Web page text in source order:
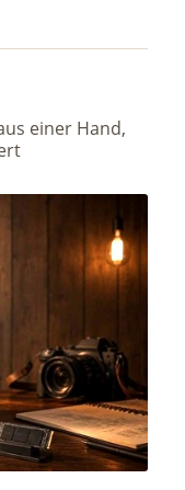
einer Hand,